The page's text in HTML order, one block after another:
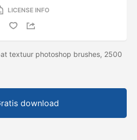
LICENSE INFO
textuur photoshop brushes, 2500
download